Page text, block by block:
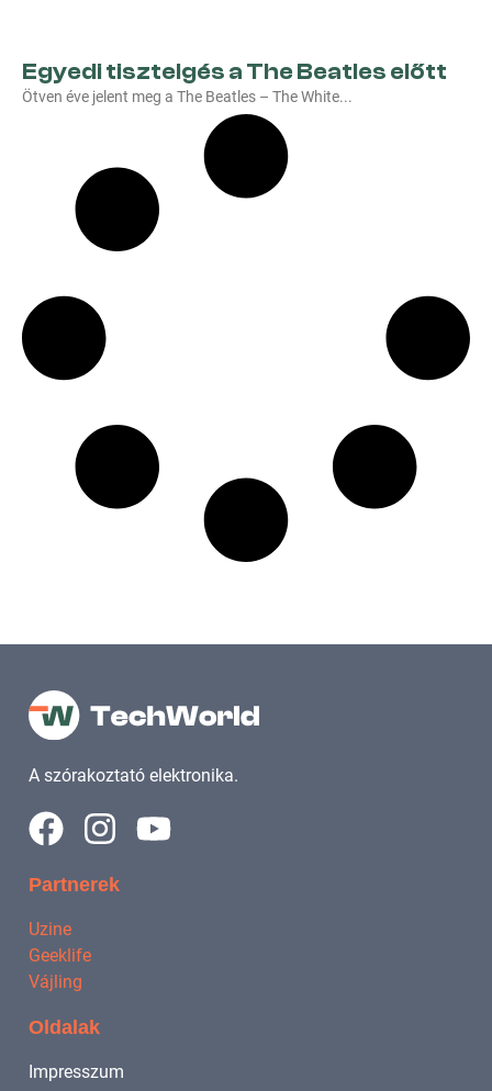
Egyedi tisztelgés a The Beatles előtt
Ötven éve jelent meg a The Beatles – The White
A szórakoztató elektronika.
Partnerek
Uzine
Geeklife
Vájling
Oldalak
Impresszum